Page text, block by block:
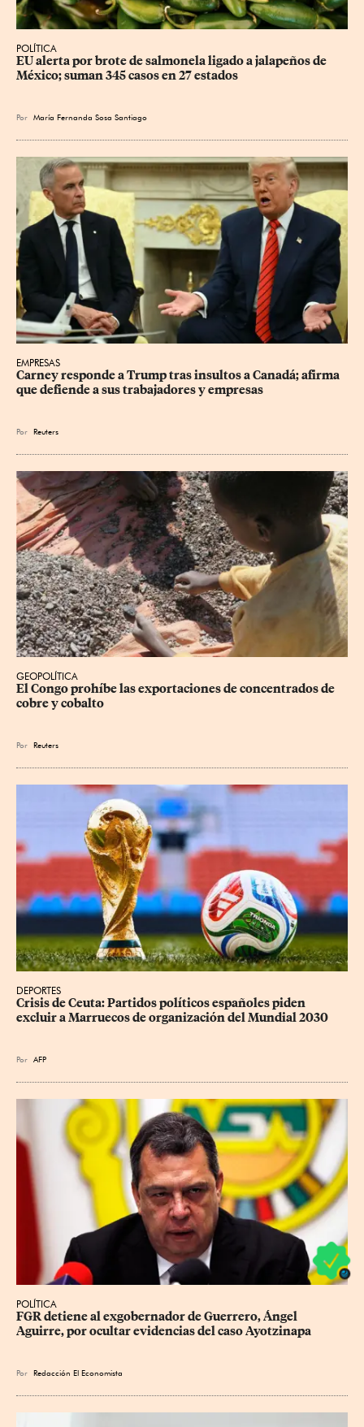
POLÍTICA
EU alerta por brote de salmonela ligado a jalapeños de
México; suman 345 casos en 27 estados
Por María Fernanda Sosa Santiago
EMPRESAS
Carney responde a Trump tras insultos a Canadá; afirma
que defiende a sus trabajadores y empresas
Por Reuters
GEOPOLÍTICA
El Congo prohíbe las exportaciones de concentrados de
cobre y cobalto
Por Reuters
DEPORTES
Crisis de Ceuta: Partidos políticos españoles piden
excluir a Marruecos de organización del Mundial 2030
Por AFP
POLÍTICA
FGR detiene al exgobernador de Guerrero, Ángel
Aguirre, por ocultar evidencias del caso Ayotzinapa
Por Redacción El Economista